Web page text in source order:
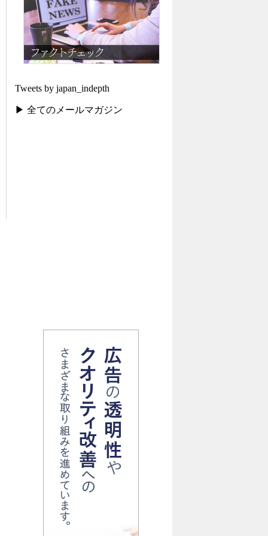
Tweets by japan_indepth
▶ 全てのメールマガジン